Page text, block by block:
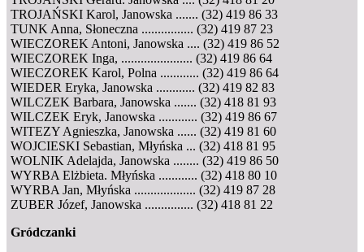
TROJAŃSKI Karol, Janowska ....... (32) 419 86 33
TUNK Anna, Słoneczna ................ (32) 419 87 23
WIECZOREK Antoni, Janowska .... (32) 419 86 52
WIECZOREK Inga, ...................... (32) 419 86 64
WIECZOREK Karol, Polna ............ (32) 419 86 64
WIEDER Eryka, Janowska ............ (32) 419 82 83
WILCZEK Barbara, Janowska ....... (32) 418 81 93
WILCZEK Eryk, Janowska ............ (32) 419 86 67
WITEZY Agnieszka, Janowska ...... (32) 419 81 60
WOJCIESKI Sebastian, Młyńska ... (32) 418 81 95
WOLNIK Adelajda, Janowska ........ (32) 419 86 50
WYRBA Elżbieta. Młyńska ............ (32) 418 80 10
WYRBA Jan, Młyńska ................... (32) 419 87 28
ZUBER Józef, Janowska ............... (32) 418 81 22
Gródczanki